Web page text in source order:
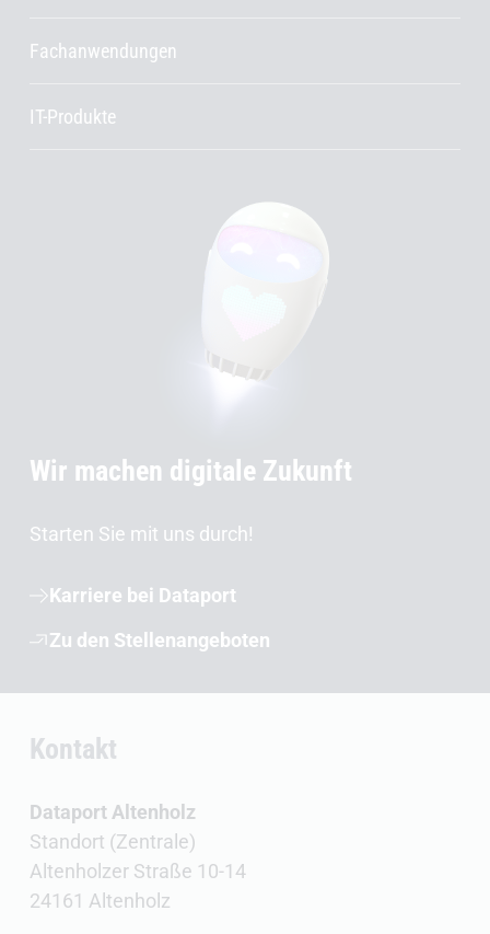
Fachanwendungen
IT-Produkte
Wir machen digitale Zukunft
Starten Sie mit uns durch!
Karriere bei Dataport
Zu den Stellenangeboten
Kontakt
Dataport Altenholz
Standort (Zentrale)
Altenholzer Straße 10-14
24161 Altenholz